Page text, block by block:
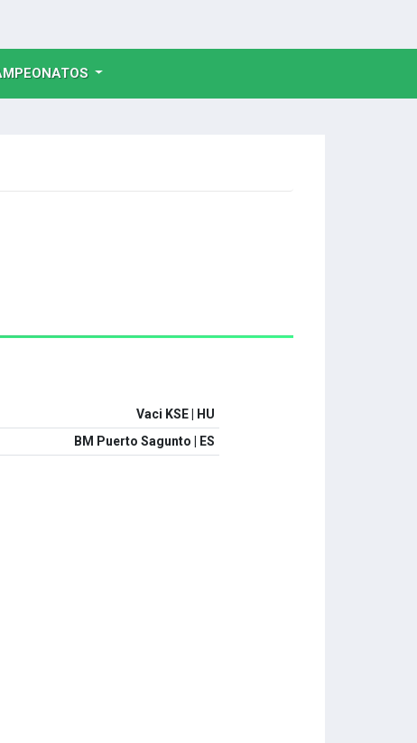
Vaci KSE | HU
BM Puerto Sagunto | ES